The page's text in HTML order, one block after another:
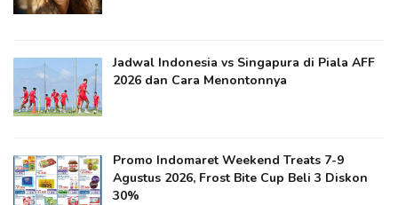
Jadwal Indonesia vs Singapura di Piala AFF
2026 dan Cara Menontonnya
Promo Indomaret Weekend Treats 7-9
Agustus 2026, Frost Bite Cup Beli 3 Diskon
30%